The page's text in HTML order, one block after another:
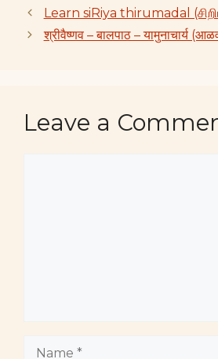
Learn siRiya thirumadal
श्रीवैष्णव – बालपाठ – यामुनाचार्य
Leave a